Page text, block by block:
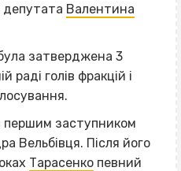
Валентина
затверджена 3
раді голів фракцій і
першим заступником
Вельбівця. Після його
Тарасенко певний